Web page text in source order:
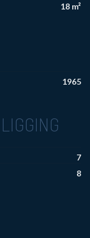
18 m²
1965
7
8